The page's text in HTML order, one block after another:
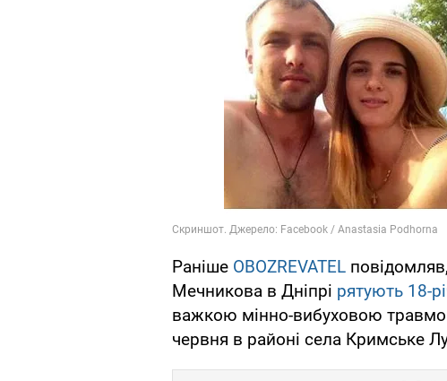
Раніше OBOZREVATEL
Мечникова в Дніпрі рятують 18-
важкою мінно-вибуховою
червня в районі села Кримське